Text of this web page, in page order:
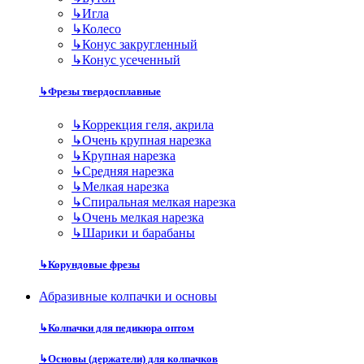
↳Игла
↳Колесо
↳Конус закругленный
↳Конус усеченный
↳Фрезы твердосплавные
↳Коррекция геля, акрила
↳Очень крупная нарезка
↳Крупная нарезка
↳Средняя нарезка
↳Мелкая нарезка
↳Спиральная мелкая нарезка
↳Очень мелкая нарезка
↳Шарики и барабаны
↳Корундовые фрезы
Абразивные колпачки и основы
↳Колпачки для педикюра оптом
↳Основы (держатели) для колпачков